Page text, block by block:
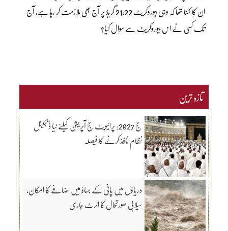
ان کا کہنا تھا کہ وہی بیوروکریٹ 21،22 گریڈ پر آج بھی ملازمت کر رہا ہے، آج
تک کسی نے اس بیوروکریٹ سے سوال کیا؟
تازہ ترین
حج 2027: پرائیویٹ حج آپریشن کیلئے نیا ڈیجیٹل
نظام نافذ کرنے کا فیصلہ
دریاؤں میں پانی کے بہاؤ میں اضافے کا امکان،
سیلابی صورتحال کا الرٹ جاری